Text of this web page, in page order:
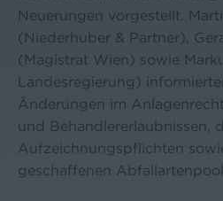
Neuerungen vorgestellt.
(Niederhuber & Partner),
(Magistrat Wien) sowie
Landesregierung)
Änderungen im
und Behandlererlaubnissen,
Aufzeichnungspflichten
geschaffenen